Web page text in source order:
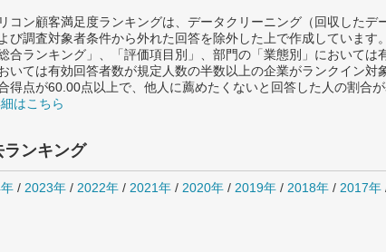
コン顧客満足度ランキングは、データクリーニング（回収したデ
び調査対象者条件から外れた回答を除外した上で作成しています。
合ランキング」、「評価項目別」、部門の「業態別」において
いては有効回答者数が規定人数の半数以上の企業がランクイン対
得点が60.00点以上で、他人に薦めたくないと回答した人の割合
はこちら
ランキング
/ 2023年 / 2022年 / 2021年 / 2020年 / 2019年 / 2018年 / 2017年